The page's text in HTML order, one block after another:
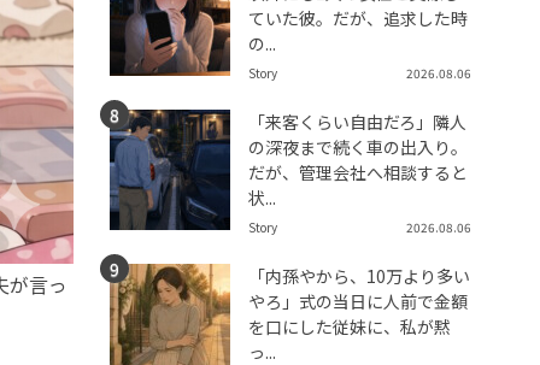
が言っ
ていた彼。だが、追求した時
の...
Story 2026.08.06
「来客くらい自由だろ」隣人
の深夜まで続く車の出入り。
だが、管理会社へ相談すると
状...
Story 2026.08.06
「内孫やから、10万より多い
やろ」式の当日に人前で金額
を口にした従妹に、私が黙
っ...